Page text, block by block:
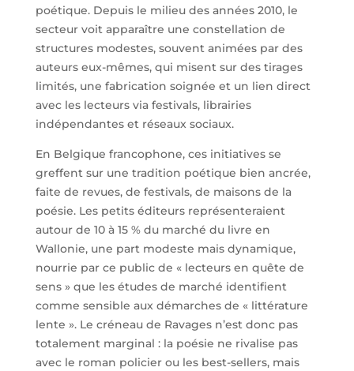
poétique. Depuis le milieu des années 2010, le
secteur voit apparaître une constellation de
structures modestes, souvent animées par des
auteurs eux-mêmes, qui misent sur des tirages
limités, une fabrication soignée et un lien direct
avec les lecteurs via festivals, librairies
indépendantes et réseaux sociaux.
En Belgique francophone, ces initiatives se
greffent sur une tradition poétique bien ancrée,
faite de revues, de festivals, de maisons de la
poésie. Les petits éditeurs représenteraient
autour de 10 à 15 % du marché du livre en
Wallonie, une part modeste mais dynamique,
nourrie par ce public de « lecteurs en quête de
sens » que les études de marché identifient
comme sensible aux démarches de « littérature
lente ». Le créneau de Ravages n’est donc pas
totalement marginal : la poésie ne rivalise pas
avec le roman policier ou les best-sellers, mais